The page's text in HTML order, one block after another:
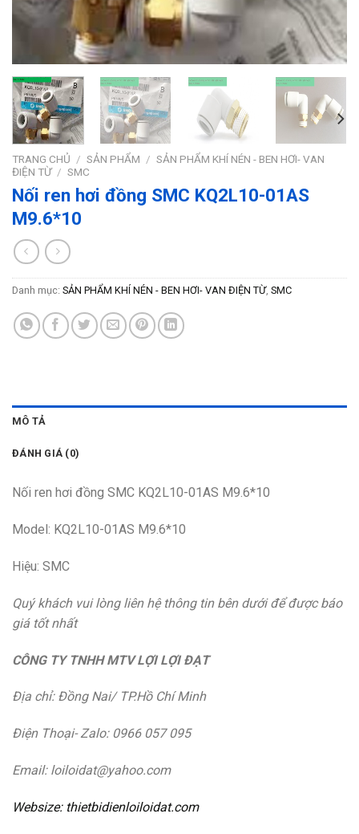
TRANG CHỦ / SẢN PHẨM / SẢN PHẨM KHÍ NÉN - BEN HƠI- VAN
ĐIỆN TỪ / SMC
Nối ren hơi đồng SMC KQ2L10-01AS
M9.6*10
Danh mục: SẢN PHẨM KHÍ NÉN - BEN HƠI- VAN ĐIỆN TỪ, SMC
MÔ TẢ
ĐÁNH GIÁ (0)
Nối ren hơi đồng SMC KQ2L10-01AS M9.6*10
Model: KQ2L10-01AS M9.6*10
Hiệu: SMC
Quý khách vui lòng liên hệ thông tin bên dưới để được báo
giá tốt nhất
CÔNG TY TNHH MTV LỢI LỢI ĐẠT
Địa chỉ: Đồng Nai/ TP.Hồ Chí Minh
Điện Thoại- Zalo: 0966 057 095
Email: loiloidat@yahoo.com
Websize: thietbidienloiloidat.com